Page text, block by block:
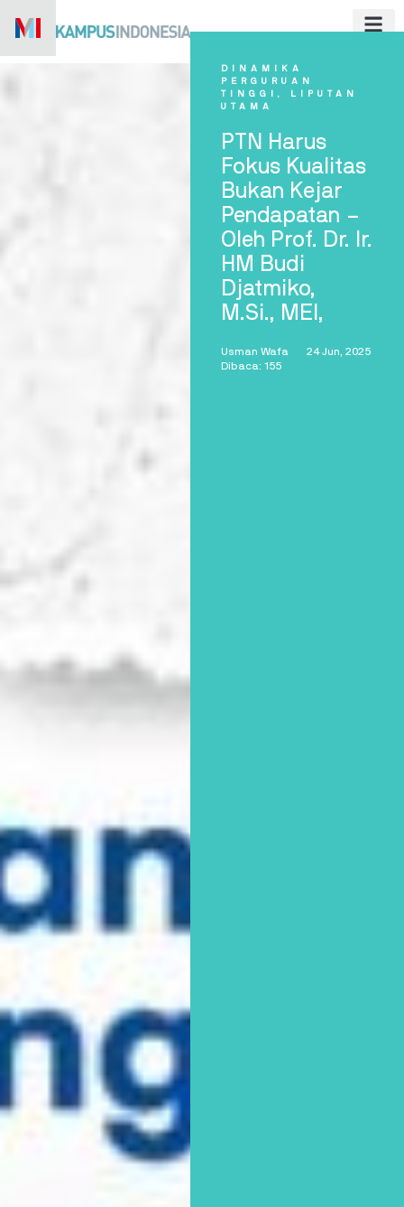
DINAMIKA
PERGURUAN
TINGGI,
LIPUTAN
UTAMA
PTN Harus
Fokus Kualitas
Bukan Kejar
Pendapatan –
Oleh Prof. Dr. Ir.
HM Budi
Djatmiko,
M.Si., MEI,
Usman Wafa
24 Jun, 2025
Dibaca: 155